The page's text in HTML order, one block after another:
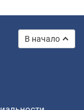
В начало